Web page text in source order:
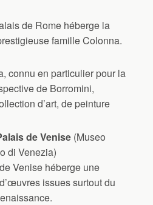
de Rome héberge la
famille Colonna.
connu en particulier pour la
de Borromini,
d’art, de peinture
de Venise (Museo
di Venezia)
Venise héberge une
issues surtout du